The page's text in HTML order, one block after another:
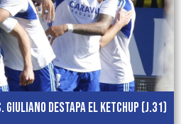
Giuliano destapa el Ketchup (J.31)